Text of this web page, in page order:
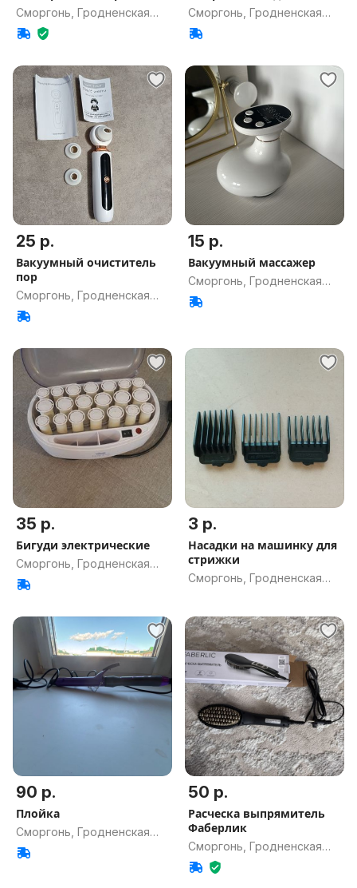
Сморгонь, Гродненская
обл.
Сморгонь, Гродненская
обл.
25 р.
Вакуумный очиститель
пор
Сморгонь, Гродненская
обл.
15 р.
Вакуумный массажер
Сморгонь, Гродненская
обл.
35 р.
Бигуди электрические
Сморгонь, Гродненская
обл.
3 р.
Насадки на машинку для
стрижки
Сморгонь, Гродненская
90 р.
Плойка
Сморгонь, Гродненская
обл.
50 р.
Расческа выпрямитель
Фаберлик
Сморгонь, Гродненская
обл.